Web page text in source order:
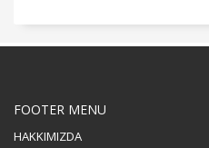
FOOTER MENU
HAKKIMIZDA